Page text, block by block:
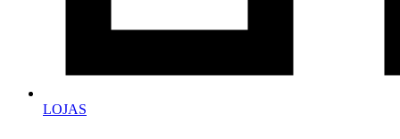
LOJAS